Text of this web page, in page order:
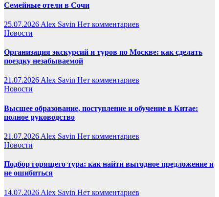
Семейные отели в Сочи
25.07.2026 Alex Savin Нет комментариев
Новости
Организация экскурсий и туров по Москве: как сделать
поездку незабываемой
21.07.2026Alex Savin Нет комментариев
Новости
Высшее образование, поступление и обучение в Китае:
полное руководство
21.07.2026 Alex Savin Нет комментариев
Новости
Подбор горящего тура: как найти выгодное предложение и
не ошибиться
14.07.2026 Alex Savin Нет комментариев